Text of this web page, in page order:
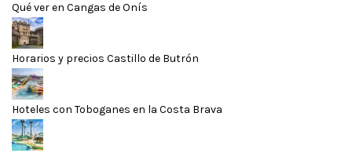
Qué ver en Cangas de Onís
Horarios y precios Castillo de Butrón
Hoteles con Toboganes en la Costa Brava